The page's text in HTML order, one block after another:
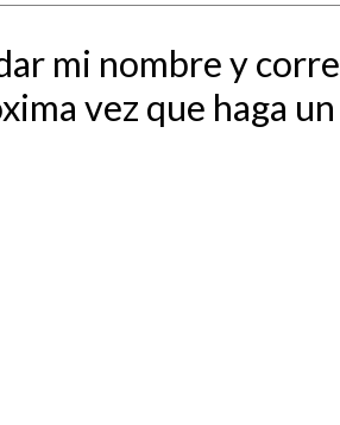
mi nombre y
vez que haga